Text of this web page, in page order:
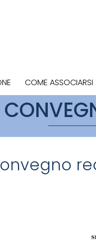
COME ASSOCIARSI